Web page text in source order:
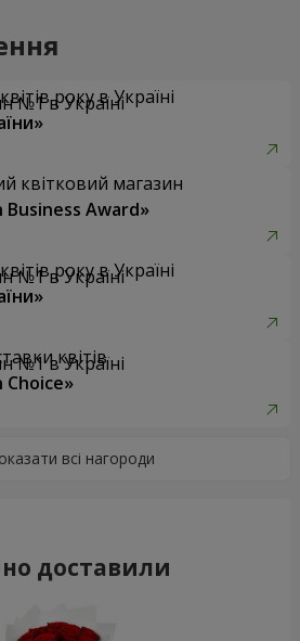
року в Україні
квітковий магазин
Business Award»
року в Україні
квітів
Choice»
доставили